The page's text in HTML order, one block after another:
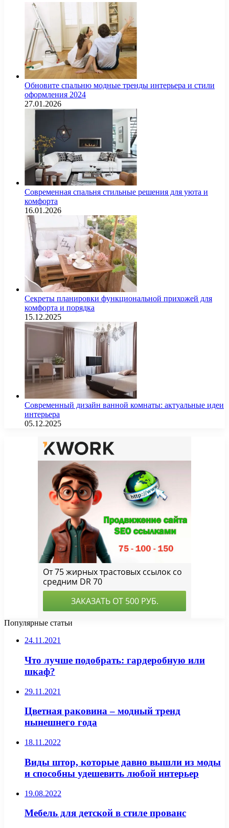
Обновите спальню модные тренды интерьера и стили
оформления 2024
27.01.2026
Современная спальня стильные решения для уюта и
комфорта
16.01.2026
Секреты планировки функциональной прихожей для
комфорта и порядка
15.12.2025
Современный дизайн ванной комнаты: актуальные идеи
интерьера
05.12.2025
Популярные статьи
24.11.2021
Что лучше подобрать: гардеробную или
шкаф?
29.11.2021
Цветная раковина – модный тренд
нынешнего года
18.11.2022
Виды штор, которые давно вышли из моды
и способны удешевить любой интерьер
19.08.2022
Мебель для детской в стиле прованс